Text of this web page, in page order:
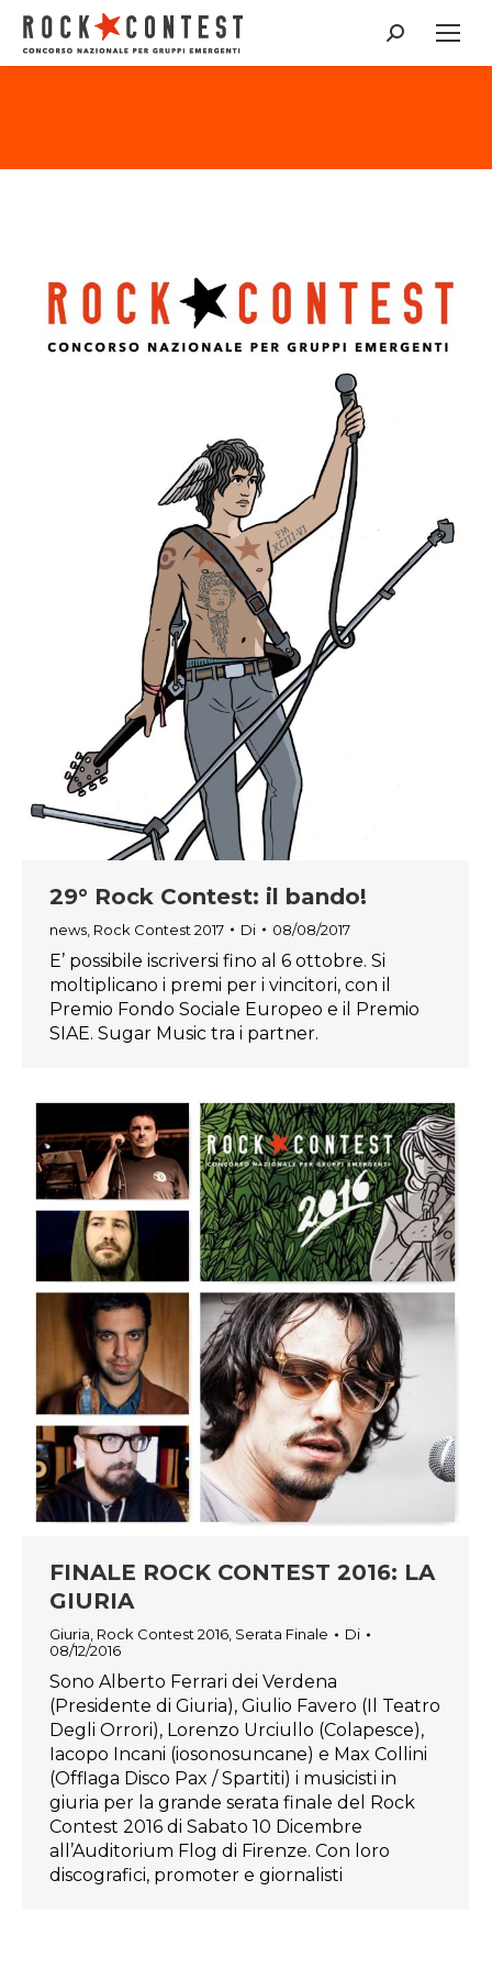
Cerca:
29° Rock Contest: il bando!
news Rock Contest 2017 Di 08/08/2017
E’ possibile iscriversi fino al 6 ottobre. Si
moltiplicano i premi per i vincitori, con il
Premio Fondo Sociale Europeo e il Premio
SIAE. Sugar Music tra i partner.
FINALE ROCK CONTEST 2016: LA
GIURIA
Giuria Rock Contest 2016 Serata Finale
Di
08/12/2016
Sono Alberto Ferrari dei Verdena
(Presidente di Giuria), Giulio Favero (Il Teatro
Degli Orrori), Lorenzo Urciullo (Colapesce),
Iacopo Incani (iosonosuncane) e Max Collini
(Offlaga Disco Pax / Spartiti) i musicisti in
giuria per la grande serata finale del Rock
Contest 2016 di Sabato 10 Dicembre
all’Auditorium Flog di Firenze. Con loro
discografici, promoter e giornalisti